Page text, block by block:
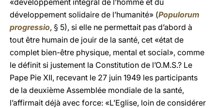
«développement intégral de l’homme et du
développement solidaire de l’humanité» (Populorum
progressio, § 5), si elle ne permettait pas d’abord à
tout être humain de jouir de la santé, cet «état de
complet bien-être physique, mental et social», comme
le définit si justement la Constitution de l’O.M.S.? Le
Pape Pie XII, recevant le 27 juin 1949 les participants
de la deuxième Assemblée mondiale de la santé,
l’affirmait déjà avec force: «L’Eglise, loin de considérer